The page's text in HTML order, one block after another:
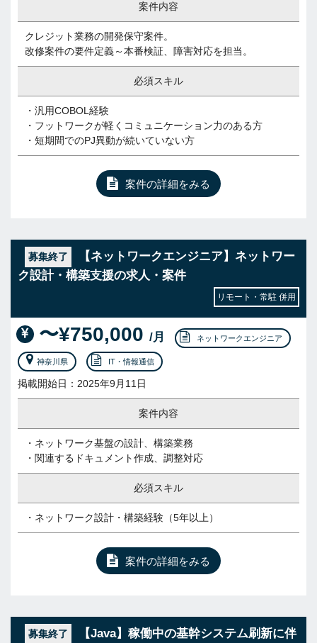
案件内容
クレジット業務の開発保守案件。
改修案件の要件定義～本番検証、障害対応を担当。
必須スキル
・汎用COBOL経験
・フットワークが軽くコミュニケーション力のある方
・短期間でのPJ異動が続いていない方
案件の詳細をみる
募集終了
【ネットワークエンジニア】ネットワー
ク設計・構築支援の求人・案件
リモート・常駐 併用
〜¥750,000 /月 ネットワークエンジニア
神奈川県 IT・情報通信
掲載開始日：2025年9月11日
案件内容
・ネットワーク基盤の設計、構築業務
・関連するドキュメント作成、調整対応
必須スキル
・ネットワーク設計・構築経験（5年以上）
案件の詳細をみる
募集終了 【Java】稼働中の基幹システム刷新に伴